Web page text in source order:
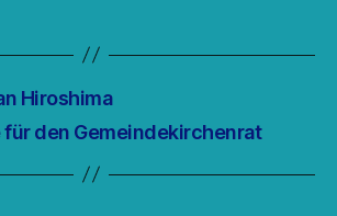
Hiroshima
den Gemeindekirchenrat